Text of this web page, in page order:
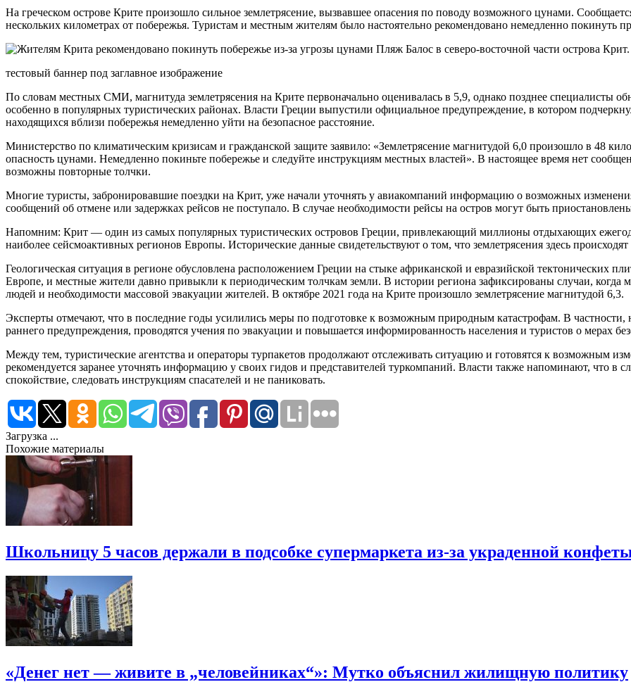
На греческом острове Крите произошло сильное землетрясение, вызвавшее опасения по поводу возможного цунами.
нескольких километрах от побережья. Туристам и местным жителям было настоятельно рекомендовано немедленно покинуть
Пляж Балос в северо-восточной части острова
тестовый баннер под заглавное изображение
По словам местных СМИ, магнитуда землетрясения на Крите первоначально оценивалась в 5,9, однако позднее специалисты
особенно в популярных туристических районах. Власти Греции выпустили официальное предупреждение, в котором
находящихся вблизи побережья немедленно уйти на безопасное расстояние.
Министерство по климатическим кризисам и гражданской защите заявило: «Землетрясение магнитудой 6,0 произошло в 48
опасность цунами. Немедленно покиньте побережье и следуйте инструкциям местных властей». В настоящее время нет
возможны повторные толчки.
Многие туристы, забронировавшие поездки на Крит, уже начали уточнять у авиакомпаний информацию о возможных
сообщений об отмене или задержках рейсов не поступало. В случае необходимости рейсы на остров могут быть
Напомним: Крит — один из самых популярных туристических островов Греции, привлекающий миллионы отдыхающих
наиболее сейсмоактивных регионов Европы. Исторические данные свидетельствуют о том, что землетрясения здесь происходят
Геологическая ситуация в регионе обусловлена расположением Греции на стыке африканской и евразийской тектонических
Европе, и местные жители давно привыкли к периодическим толчкам земли. В истории региона зафиксированы случаи,
людей и необходимости массовой эвакуации жителей. В октябре 2021 года на Крите произошло землетрясение магнитудой 6,3.
Эксперты отмечают, что в последние годы усилились меры по подготовке к возможным природным катастрофам. В
раннего предупреждения, проводятся учения по эвакуации и повышается информированность населения и туристов о мерах
Между тем, туристические агентства и операторы турпакетов продолжают отслеживать ситуацию и готовятся к возможным
рекомендуется заранее уточнять информацию у своих гидов и представителей туркомпаний. Власти также напоминают, что в
спокойствие, следовать инструкциям спасателей и не паниковать.
Загрузка ...
Похожие материалы
Школьницу 5 часов держали в подсобке супермаркета из-за украденной
«Денег нет — живите в „человейниках“»: Мутко объяснил жилищную политику